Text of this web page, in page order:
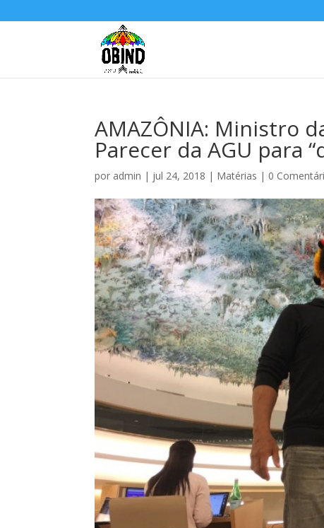
AMAZÔNIA: Ministro
Parecer da AGU para
por admin | jul 24, 2018 | Matérias | 0